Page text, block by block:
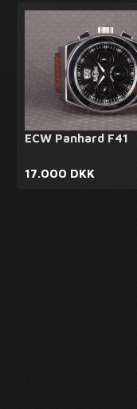
ECW Panhard F41
17.000 DKK